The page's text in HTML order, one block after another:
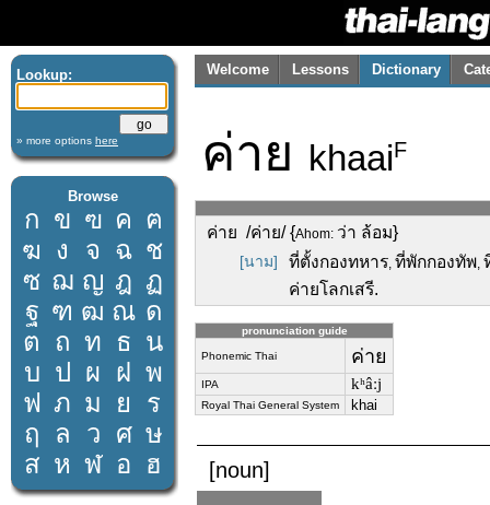
Lookup:
» more options here
Browse
ก ข ฃ ค ฅ
ฆ ง จ ฉ ช
ซ ฌ ญ ฎ ฏ
ฐ ฑ ฒ ณ ด
ต ถ ท ธ น
บ ป ผ ฝ พ
ฟ ภ ม ย
ร
ฤ
ล ว ศ ษ
ส ห ฬ อ ฮ
Welcome Lessons Dictionary
ค่าย khaaiF
ค่าย /ค่าย/ {Ahom: ว่า ล้อม}
[นาม] ที่ตั้งกองทหาร, ที่พักกองทัพ,
ค่ายโลกเสรี.
pronunciation guide
Phonemic Thai ค่าย
IPA kʰâːj
Royal Thai General System khai
[noun]